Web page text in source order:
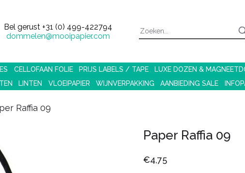
Bel gerust +31 (0) 499-422794
dommelen@mooipapier.com
CELLOFAAN FOLIE PRIJS LABELS / TAPE LUXE DOZEN &
LINTEN VLOEIPAPIER WIJNVERPAKKING AANBIEDING SALE
Raffia 09
Paper Raffia 09
€4,75